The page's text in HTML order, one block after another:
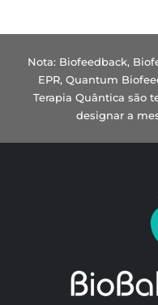
Nota: Biofeedback,
EPR, Quantum
Terapia Quântica são
designar a